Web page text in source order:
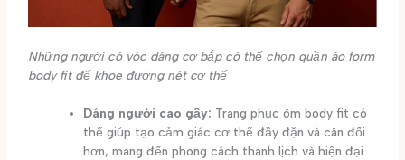
Những người có vóc dáng cơ bắp có thể chọn quần áo form
body fit để khoe đường nét cơ thể
Dáng người cao gầy: Trang phục ôm body fit có
thể giúp tạo cảm giác cơ thể đầy đặn và cân đối
hơn, mang đến phong cách thanh lịch và hiện đại.